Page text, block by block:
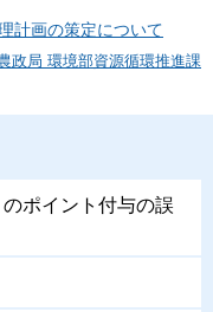
計画の策定について
政局 環境部資源循環推進課
ポイント付与の誤